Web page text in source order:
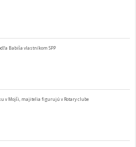
Babiša vlastníkom SPP
v Mojši, majitelia figurujú v Rotary clube